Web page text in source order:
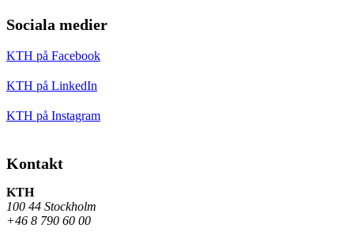
Sociala medier
KTH på Facebook
KTH på LinkedIn
KTH på Instagram
Kontakt
KTH
100 44 Stockholm
+46 8 790 60 00